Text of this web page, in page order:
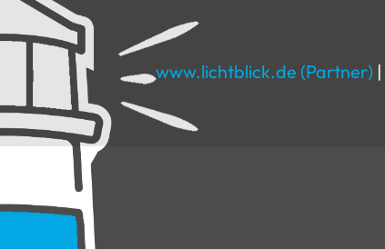
www.lichtblick.de (Partner) |